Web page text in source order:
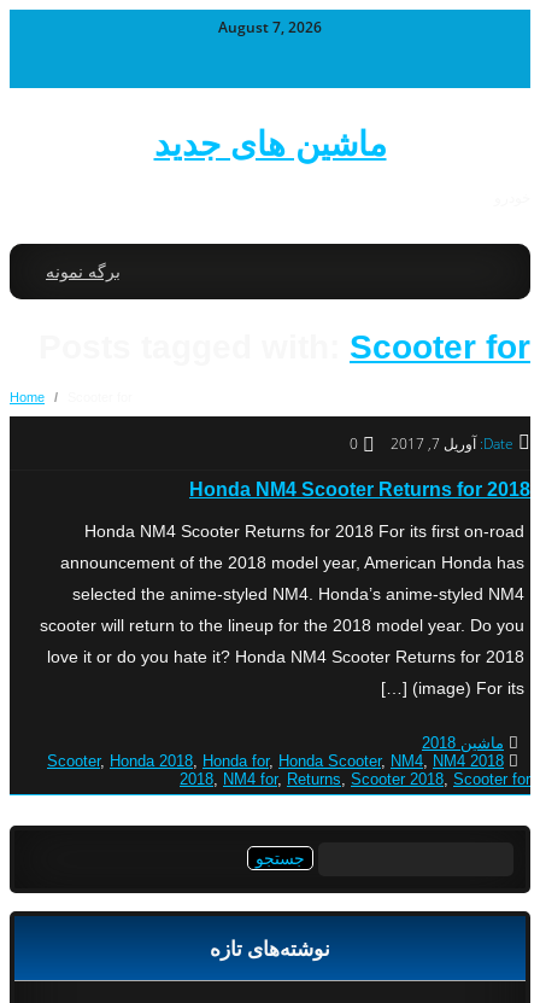
August 7, 2026
ماشین های جدید
برگه نمونه
Scooter for
Home /
Date: آوریل 7, 2017 0
Honda NM4 Scooter Returns for 2018
Honda NM4 Scooter Returns for 2018 For its first on-road
announcement of the 2018 model year, American Honda has
selected the anime-styled NM4. Honda’s anime-styled NM4
scooter will return to the lineup for the 2018 model year. Do you
love it or do you hate it? Honda NM4 Scooter Returns for 2018
(image) For its […]
ماشین 2018
2018 Scooter
, Honda 2018, Honda for, Honda Scooter, NM4, NM4
2018, NM4 for, Returns, Scooter 2018, Scooter for
نوشته‌های تازه